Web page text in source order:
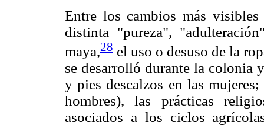
Entre los cambios más visibles
distinta "pureza",
maya,28 el uso o desuso de la
se desarrolló durante la colonia
y pies descalzos en las
hombres), las prácticas
asociados a los ciclos